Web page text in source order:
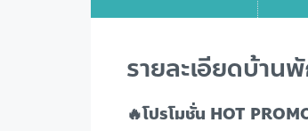
รายละเอียดบ้าน
🔥โปรโมชั่น HOT